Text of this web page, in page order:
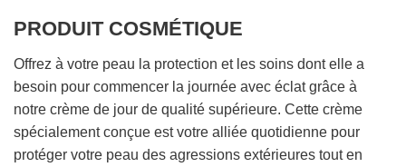
N
O
U
R
.
.
PRODUIT COSMÉTIQUE
Offrez à votre peau la protection et les soins dont elle a
besoin pour commencer la journée avec éclat grâce à
notre crème de jour de qualité supérieure. Cette crème
spécialement conçue est votre alliée quotidienne pour
protéger votre peau des agressions extérieures tout en